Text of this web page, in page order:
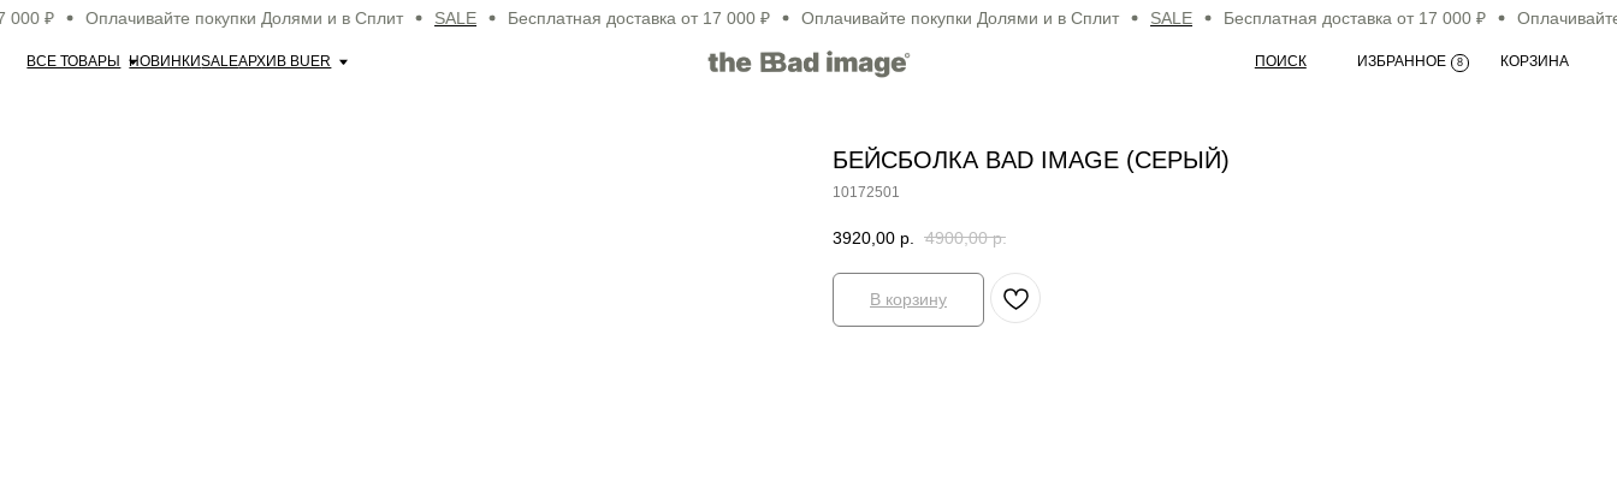
₽ Оплачивайте покупки Долями и в Сплит SALE Бесплатная доставка от 17 000 ₽ Оплачивайте покупки Долями и в Сплит SALE Бесплатная доставка от 17 000 ₽ Оплачивайте
ВСЕ ТОВАРЫ НОВИНКИSALEАРХИВ BUER КОРЗИНА
ИЗБРАННОЕ 8
БЕЙСБОЛКА BAD IMAGE (СЕРЫЙ)
10172501
3920,00 р. 4900,00 р.
В корзину